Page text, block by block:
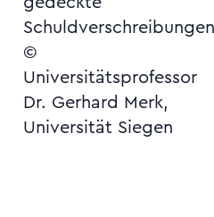
©
Universitätsprofessor
Dr. Gerhard Merk,
Universität Siegen